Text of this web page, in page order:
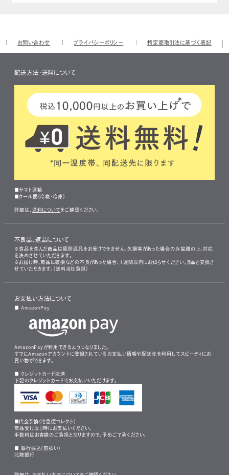
お問い合わせ プライバシーポリシー 特定商取引法に基づく表記
配送方法・送料について
■ヤマト運輸
■クール便（冷蔵・冷凍）
詳細は、 送料について をご確認ください。
不良品、返品について
※食品を含んだ商品は原則返品をお受けできません。欠損等があった場合のみ協議の上、対応
を決めさせていただきます。
※お届け時、商品に破損などの不良があった場合、1週間以内にお知らせください。良品と交換さ
せていただきます。（送料当社負担）
お支払い方法について
■ AmazonPay
AmazonPayが利用できるようになりました。
すでにAmazonアカウントに登録されているお支払い情報や配送先を利用してスピーディにお
買い物ができます。
■ クレジットカード決済
下記のクレジットカードでお支払いいただけます。
■代金引換（宅急便コレクト）
商品受け取り時にお支払いください。
手数料はお客様のご負担となりますので、予めご了承ください。
■ 銀行振込（前払い）
北陸銀行